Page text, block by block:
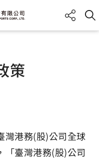
策
灣港務(股)公司全球
「臺灣港務(股)公司